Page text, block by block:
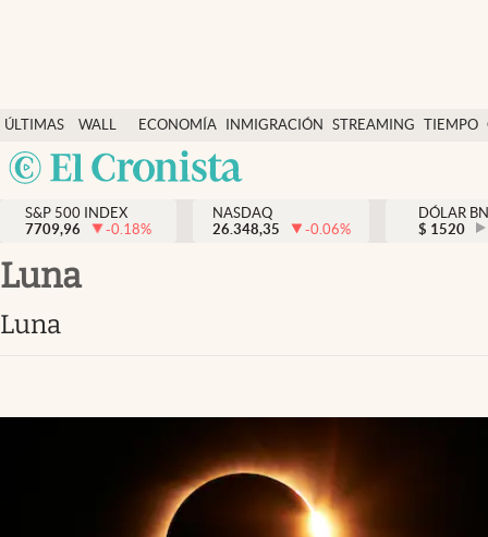
ÚLTIMAS
NOTICIAS
WALL
STREET
Y
DÓLAR
ECONOMÍA INMIGRACIÓN STREAMING TIEMPO
México
Finanzas y economía
Wall Street y dólar
Inmigración
Tiempo
Ciencia y salud
Streaming
S&P 500 INDEX
7709,96
-0.18%
NASDAQ
26.348,35
-0.06%
DÓLAR
$ 1520
Luna
Luna